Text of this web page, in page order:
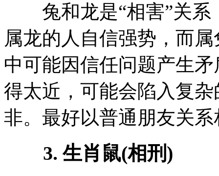
兔和龙是“相害”关系
属龙的人自信强势，而
中可能因信任问题产生
得太近，可能会陷入复
非。最好以普通朋友关
3. 生肖鼠(相刑)